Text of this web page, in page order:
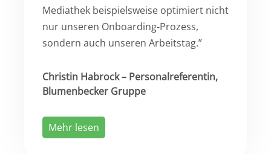
Mediathek beispielsweise optimiert nicht
nur unseren Onboarding-Prozess,
sondern auch unseren Arbeitstag.”
Christin Habrock – Personalreferentin,
Blumenbecker Gruppe
Mehr lesen